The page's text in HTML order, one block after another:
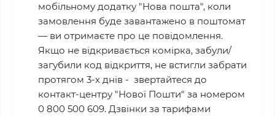
мобільному додатку "Нова пошта", коли
замовлення буде завантажено в поштомат
— ви отримаєте про це повідомлення.
Якщо не відкривається комірка, забули/
загубили код відкриття, не встигли забрати
протягом 3-х днів - звертайтеся до
контакт-центру "Нової Пошти" за номером
0 800 500 609. Дзвінки за тарифами